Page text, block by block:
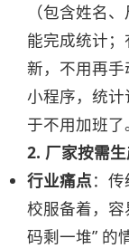
（包含姓名
能完成统计
新，不用再手
小程序，统
于不用加班了
2. 厂家按需
行业痛点：
校服备着，容
码剩一堆” 的